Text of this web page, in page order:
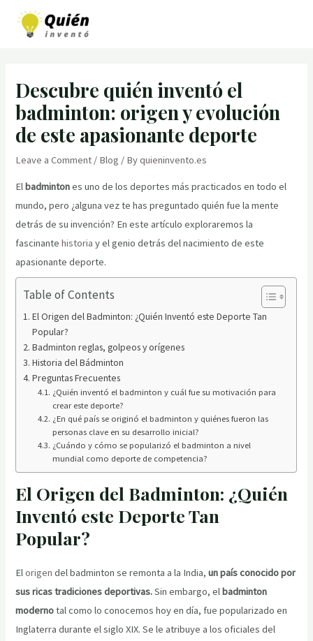
Descubre quién inventó el
badminton: origen y evolución
de este apasionante deporte
Leave a Comment / Blog / Byquieninvento.es
El badmintones uno de los deportes más practicados en todo el
mundo, pero ¿alguna vez te has preguntado quién fue la mente
detrás de su invención? En este artículo exploraremos la
fascinantehistoria y el genio detrás del nacimiento de este
apasionante deporte.
Table of Contents
El Origen del Badminton: ¿Quién Inventó este Deporte Tan
Popular?
Badminton reglas, golpeos y orígenes
Historia del Bádminton
Preguntas Frecuentes
¿Quién inventó el badminton y cuál fue su motivación para
crear este deporte?
¿En qué país se originó el badminton y quiénes fueron las
personas clave en su desarrollo inicial?
¿Cuándo y cómo se popularizó el badminton a nivel
mundial como deporte de competencia?
El Origen del Badminton: ¿Quién
Inventó este Deporte Tan
Popular?
Elorigen del badminton se remonta a la India,un país conocido por
sus ricas tradiciones deportivas.Sin embargo, el badminton
modernotal como lo conocemos hoy en día, fue popularizado en
Inglaterra durante el siglo XIX. Se le atribuye a los oficiales del